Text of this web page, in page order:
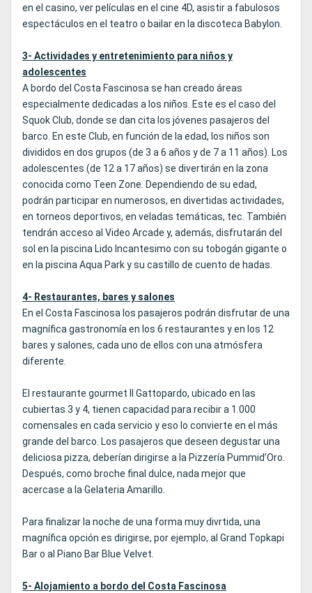
en el casino, ver películas en el cine 4D, asistir a fabulosos
espectáculos en el teatro o bailar en la discoteca Babylon.
3- Actividades y entretenimiento para niños y
adolescentes
A bordo del Costa Fascinosa se han creado áreas
especialmente dedicadas a los niños. Este es el caso del
Squok Club, donde se dan cita los jóvenes pasajeros del
barco. En este Club, en función de la edad, los niños son
divididos en dos grupos (de 3 a 6 años y de 7 a 11 años). Los
adolescentes (de 12 a 17 años) se divertirán en la zona
conocida como Teen Zone. Dependiendo de su edad,
podrán participar en numerosos, en divertidas actividades,
en torneos deportivos, en veladas temáticas, tec. También
tendrán acceso al Video Arcade y, además, disfrutarán del
sol en la piscina Lido Incantesimo con su tobogán gigante o
en la piscina Aqua Park y su castillo de cuento de hadas.
4- Restaurantes, bares y salones
En el Costa Fascinosa los pasajeros podrán disfrutar de una
magnífica gastronomía en los 6 restaurantes y en los 12
bares y salones, cada uno de ellos con una atmósfera
diferente.
El restaurante gourmet Il Gattopardo, ubicado en las
cubiertas 3 y 4, tienen capacidad para recibir a 1.000
comensales en cada servicio y eso lo convierte en el más
grande del barco. Los pasajeros que deseen degustar una
deliciosa pizza, deberían dirigirse a la Pizzería Pummid’Oro.
Después, como broche final dulce, nada mejor que
acercase a la Gelateria Amarillo.
Para finalizar la noche de una forma muy divrtida, una
magnífica opción es dirigirse, por ejemplo, al Grand Topkapi
Bar o al Piano Bar Blue Velvet.
5- Alojamiento a bordo del Costa Fascinosa